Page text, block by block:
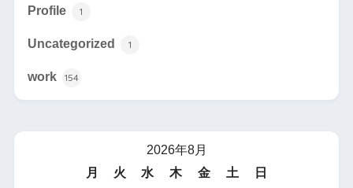
Profile 1
Uncategorized 1
work 154
2026年8月
月
火 水 木 金 土
日